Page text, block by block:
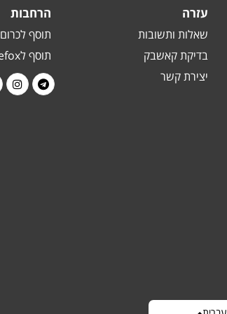
עזרה
שאלות ותשובות
בדיקת קאשבק
יצירת קשר
הרחבות
תוסף לכרום
תוסף לFirefox